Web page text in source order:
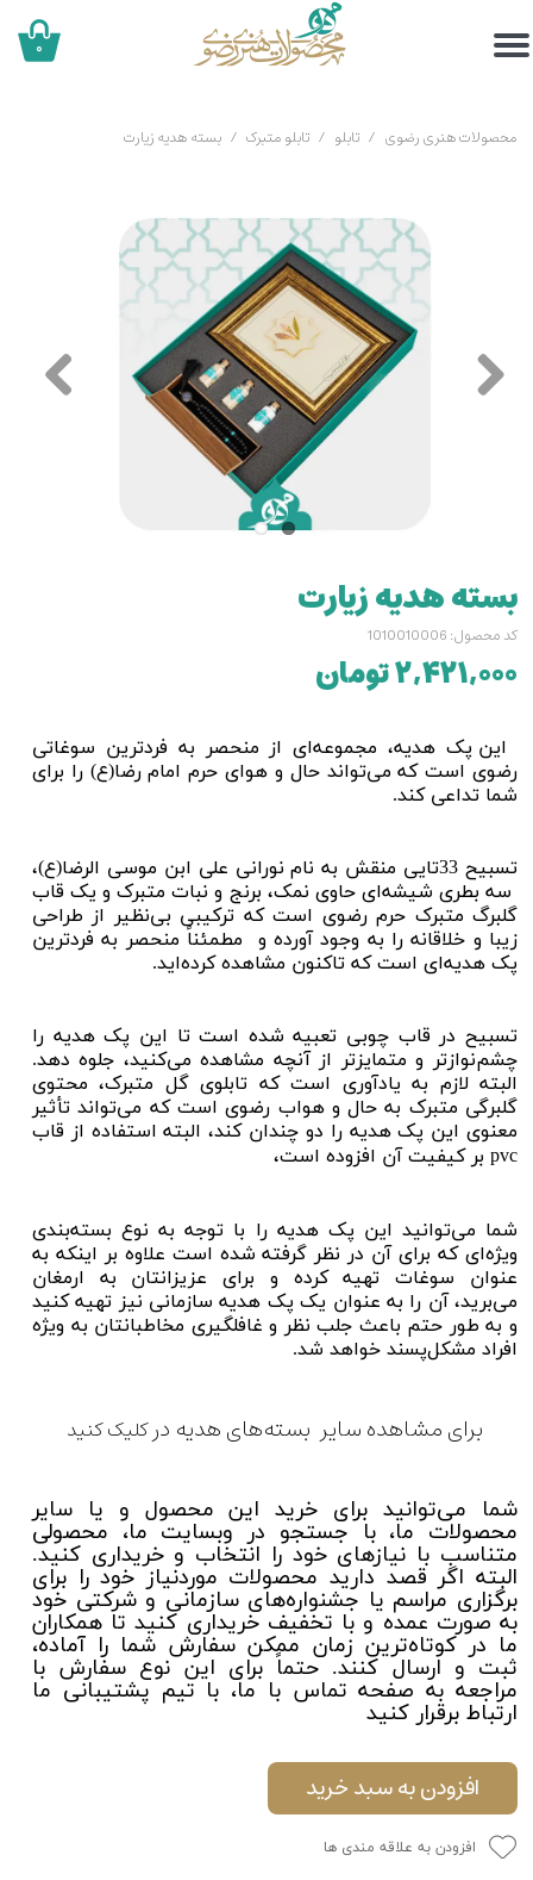
۰
محصولات هنری رضوی تابلو تابلو متبرک بسته هدیه زیارت
بسته هدیه زیارت
کد محصول: 1010010006
۲,۴۲۱,۰۰۰ تومان
این پک هدیه، مجموعه‌ای از منحصر به فردترین سوغاتی
رضوی است که می‌تواند حال و هوای حرم امام رضا(ع) را برای
شما تداعی کند.
تسبیح 33تایی منقش به نام نورانی علی ابن موسی الرضا(ع)،
سه بطری شیشه‌ای حاوی نمک، برنج و نبات متبرک و یک قاب
گلبرگ متبرک حرم رضوی است که ترکیبی بی‌نظیر از طراحی
زیبا و خلاقانه را به وجود آورده و مطمئناً منحصر به فردترین
پک هدیه‌ای است که تاکنون مشاهده کرده‌اید.
تسبیح در قاب چوبی تعبیه شده است تا این پک هدیه را
چشم‌‌نوازتر و متمایزتر از آنچه مشاهده می‌کنید، جلوه دهد.
البته لازم به یادآوری است که تابلوی گل متبرک، محتوی
گلبرگی متبرک به حال و هواب رضوی است که می‌تواند تأثیر
معنوی این پک هدیه را دو چندان کند، البته استفاده از قاب
pvc بر کیفیت آن افزوده است،
شما می‌توانید این پک هدیه را با توجه به نوع بسته‌بندی
ویژه‌ای که برای آن در نظر گرفته شده است علاوه بر اینکه به
عنوان سوغات تهیه کرده و برای عزیزانتان به ارمغان
می‌برید، آن را به عنوان یک پک هدیه سازمانی نیز تهیه کنید
و به طور حتم باعث جلب نظر و غافلگیری مخاطبانتان به ویژه
افراد مشکل‌پسند خواهد شد.
برای مشاهده سایر بسته‌های هدیه درکلیک کنید
شما می‌توانید برای خرید این محصول و یا سایر
محصولات ما، با جستجو در وبسایت ما، محصولی
متناسب با نیازهای خود را انتخاب و خریداری کنید.
البته اگر قصد دارید محصولات موردنیاز خود را برای
برگزاری مراسم یا جشنواره‌های سازمانی و شرکتی خود
به صورت عمده و با تخفیف خریداری کنید تا همکاران
ما در کوتاه‌ترین زمان ممکن سفارش شما را آماده،
ثبت و ارسال کنند. حتماً برای این نوع سفارش با
مراجعه به صفحه تماس با ما، با تیم پشتیبانی ما
ارتباط برقرار کنید
افزودن به سبد خرید
افزودن به علاقه مندی ها